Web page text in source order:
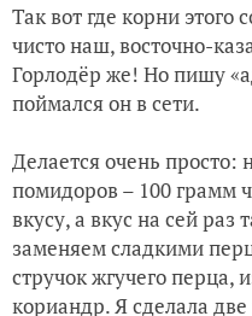
Так вот где корни этого
чисто наш, восточно-
Горлодёр же! Но пишу
поймался он в сети.
Делается очень
помидоров – 100 грамм
вкусу, а вкус на сей
заменяем сладкими
стручок жгучего перца,
кориандр. Я сделала